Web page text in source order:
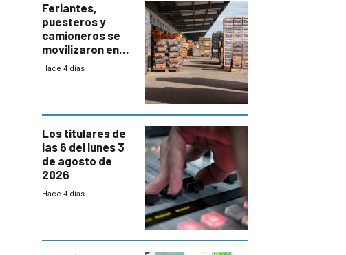
Feriantes,
puesteros y
camioneros se
movilizaron en
rechazo a
Hace 4 días
Los titulares de
las 6 del lunes 3
de agosto de
2026
Hace 4 días